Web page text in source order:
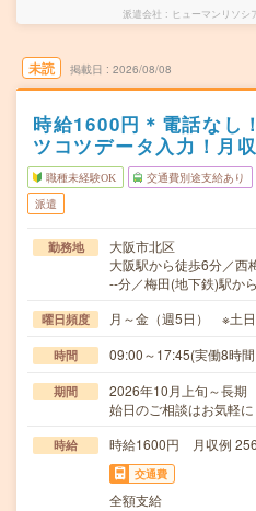
派遣会社 ヒューマンリソ
未読 掲載日 2026/08/08
時給1600円＊電話なし
ツコツデータ入力！月
職種未経験OK 交通費別途支給あり
派遣
勤務地
大阪市北区
大阪駅から徒歩6分／西
--分／梅田(地下鉄)駅か
曜日頻度 月～金（週5日） ※土日
時間 09:00～17:45(実働8時
期間
2026年10月上旬～長期
始日のご相談はお気軽
時給 時給1600円 月収例
交通費
全額支給